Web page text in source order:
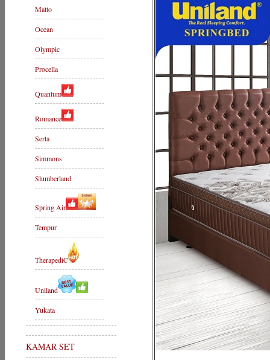
Matto
Ocean
Olympic
Procella
Quantum
Romance
Serta
Simmons
Slumberland
Spring Air
Tempur
TherapediC
Uniland
Yukata
KAMAR SET